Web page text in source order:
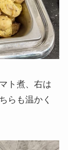
ト煮、右は
らも温かく